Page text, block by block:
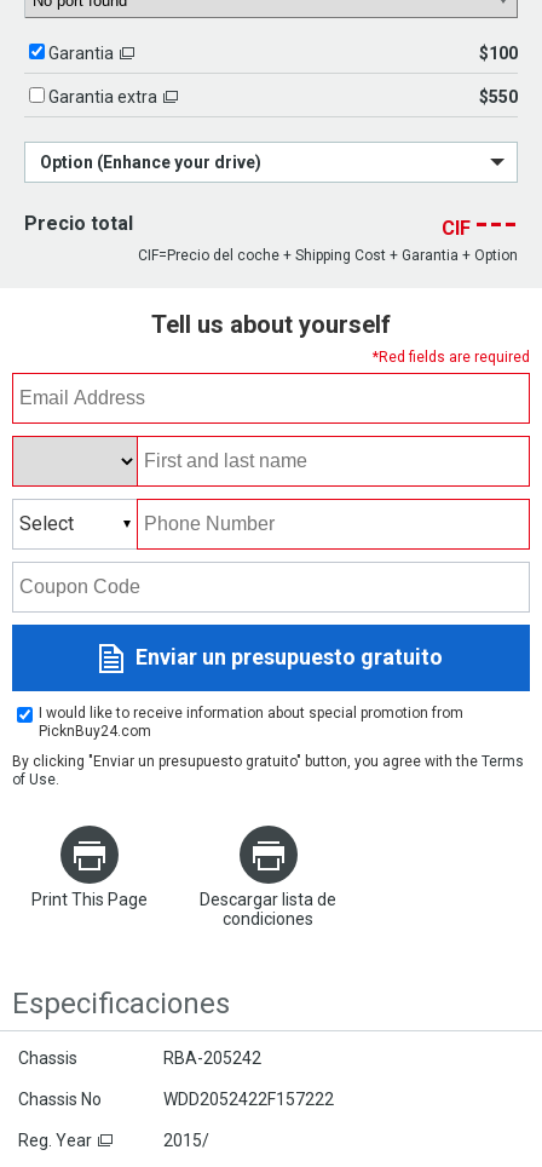
Garantia $100
Garantia extra $550
Option (Enhance your drive)
Precio total CIF ---
CIF=Precio del coche + Shipping Cost + Garantia + Option
Tell us about yourself
*Red fields are required
Select
Enviar un presupuesto gratuito
I would like to receive information about special promotion from
PicknBuy24.com
By clicking "Enviar un presupuesto gratuito" button, you agree with the Terms
of Use.
Print This Page
Descargar lista de
condiciones
Especificaciones
Chassis RBA-205242
Chassis No WDD2052422F157222
Reg. Year 2015/